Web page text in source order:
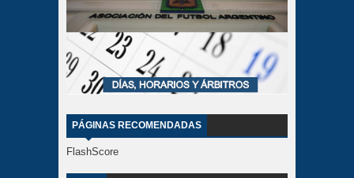
PÁGINAS RECOMENDADAS
FlashScore